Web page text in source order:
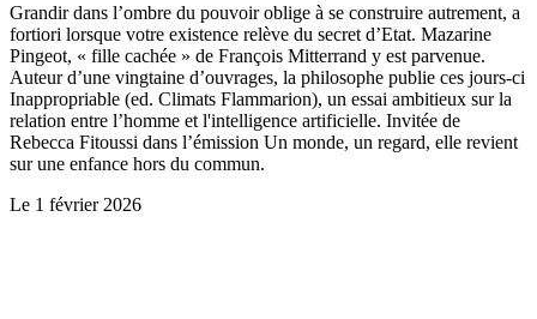
Grandir dans l’ombre du pouvoir oblige à se construire autrement, a
fortiori lorsque votre existence relève du secret d’Etat. Mazarine
Pingeot, « fille cachée » de François Mitterrand y est parvenue.
Auteur d’une vingtaine d’ouvrages, la philosophe publie ces jours-ci
Inappropriable (ed. Climats Flammarion), un essai ambitieux sur la
relation entre l’homme et l'intelligence artificielle. Invitée de
Rebecca Fitoussi dans l’émission Un monde, un regard, elle revient
sur une enfance hors du commun.
Le 1 février 2026